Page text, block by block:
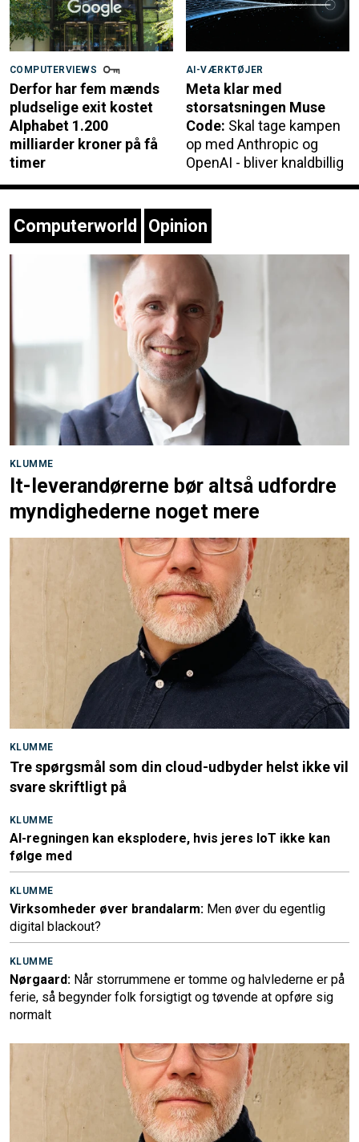
COMPUTERVIEWS
Derfor har fem mænds
pludselige exit kostet
Alphabet 1.200
milliarder kroner på få
timer
AI-VÆRKTØJER
Meta klar med
storsatsningen Muse
Code: Skal tage kampen
op med Anthropic og
OpenAI - bliver knaldbillig
Computerworld Opinion
KLUMME
It-leverandørerne bør altså udfordre
myndighederne noget mere
KLUMME
Tre spørgsmål som din cloud-udbyder helst ikke vil
svare skriftligt på
KLUMME
AI-regningen kan eksplodere, hvis jeres IoT ikke kan
følge med
KLUMME
Virksomheder øver brandalarm: Men øver du egentlig
digital blackout?
KLUMME
Nørgaard: Når storrummene er tomme og halvlederne er på
ferie, så begynder folk forsigtigt og tøvende at opføre sig
normalt